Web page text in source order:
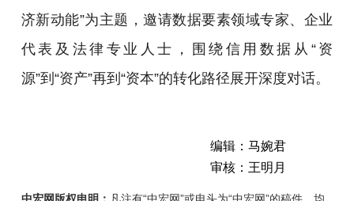
济新动能”为主题，邀请数据要素领域专家、企业
代表及法律专业人士，围绕信用数据从“资
源”到“资产”再到“资本”的转化路径展开深度对话。
编辑：马婉君
审核：王明月
中宏网版权申明： 凡注有“中宏网”或电头为“中宏网”的稿件，均